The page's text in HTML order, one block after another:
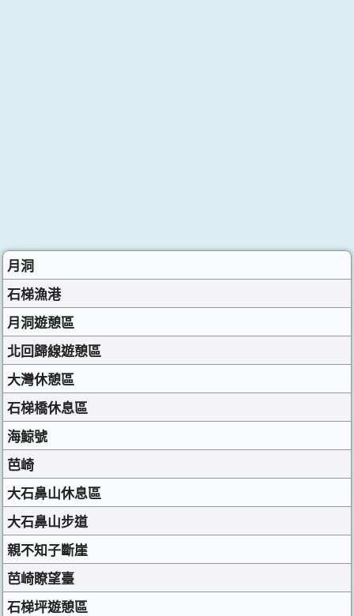
月洞
石梯漁港
月洞遊憩區
北回歸線遊憩區
大灣休憩區
石梯橋休息區
海鯨號
芭崎
大石鼻山休息區
大石鼻山步道
親不知子斷崖
芭崎瞭望臺
石梯坪遊憩區